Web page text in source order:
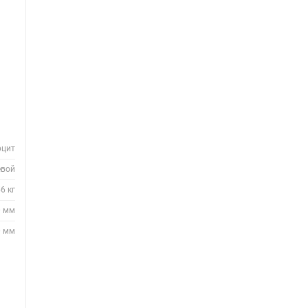
кг
мм
мм